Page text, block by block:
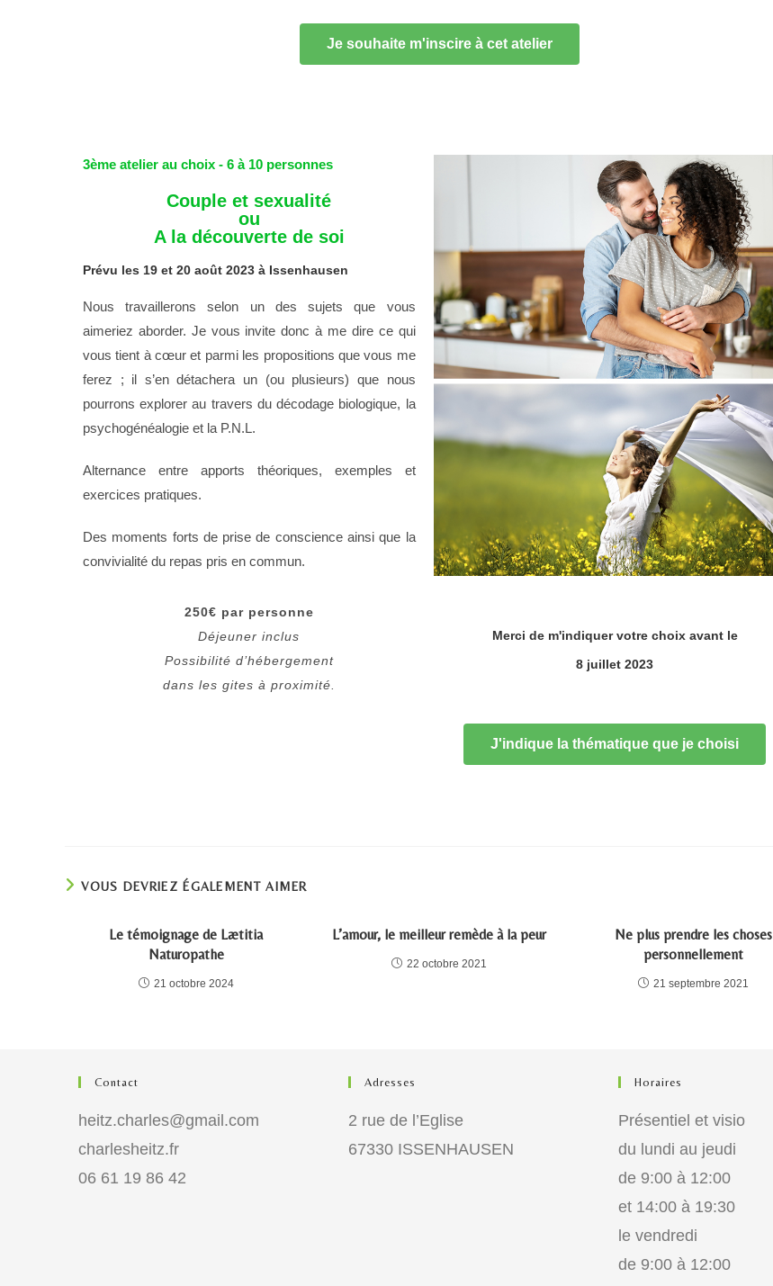
Je souhaite m'inscire à cet atelier
3ème atelier au choix - 6 à 10 personnes
Couple et sexualité
ou
A la découverte de soi
Prévu les 19 et 20 août 2023 à Issenhausen
Nous travaillerons selon un des sujets que vous
aimeriez aborder. Je vous invite donc à me dire ce qui
vous tient à cœur et parmi les propositions que vous me
ferez ; il s’en détachera un (ou plusieurs) que nous
pourrons explorer au travers du décodage biologique, la
psychogénéalogie et la P.N.L.
Alternance entre apports théoriques, exemples et
exercices pratiques.
Des moments forts de prise de conscience ainsi que la
convivialité du repas pris en commun.
250€ par personne
Déjeuner inclus
Possibilité d’hébergement
dans les gites à proximité.
Merci de m'indiquer votre choix avant le
8 juillet 2023
J'indique la thématique que je choisi
VOUS DEVRIEZ ÉGALEMENT AIMER
Le témoignage de Lætitia
Naturopathe
21 octobre 2024
L’amour, le meilleur remède à la peur
22 octobre 2021
Ne plus prendre les choses
personnellement
21 septembre 2021
Contact
heitz.charles@gmail.com
charlesheitz.fr
06 61 19 86 42
Adresses
2 rue de l’Eglise
67330 ISSENHAUSEN
Horaires
Présentiel et visio
du lundi au jeudi
de 9:00 à 12:00
et 14:00 à 19:30
le vendredi
de 9:00 à 12:00